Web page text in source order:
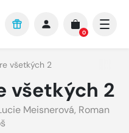
0
všetkých 2
všetkých 2
Meisnerová, Roman